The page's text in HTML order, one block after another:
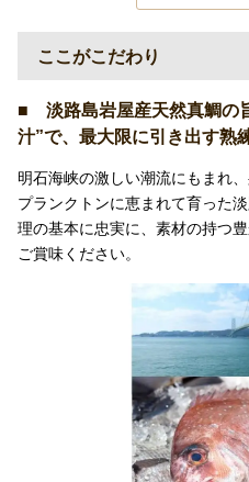
ここがこだわり
■ 淡路島岩屋産天然真鯛の
汁”で、最大限に引き出す
明石海峡の激しい潮流にもまれ
プランクトンに恵まれて育った
理の基本に忠実に、素材の持つ
ご賞味ください。